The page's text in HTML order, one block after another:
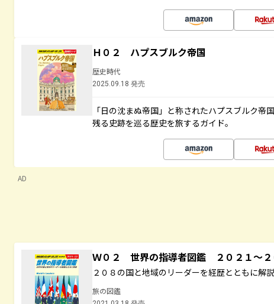
Ｈ０２ ハプスブルク帝国
歴史時代
2025.09.18 発売
「日の沈まぬ帝国」と称されたハプスブルク
残る史跡を巡る歴史を旅するガイド。
AD
Ｗ０２ 世界の指導者図鑑 ２０２１～
２０８の国と地域のリーダーを経歴とともに解説
旅の図鑑